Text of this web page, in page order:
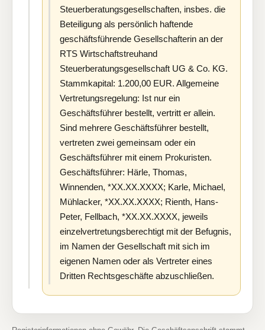
Steuerberatungsgesellschaften, insbes. die
Beteiligung als persönlich haftende
geschäftsführende Gesellschafterin an der
RTS Wirtschaftstreuhand
Steuerberatungsgesellschaft UG & Co. KG.
Stammkapital: 1.200,00 EUR. Allgemeine
Vertretungsregelung: Ist nur ein
Geschäftsführer bestellt, vertritt er allein.
Sind mehrere Geschäftsführer bestellt,
vertreten zwei gemeinsam oder ein
Geschäftsführer mit einem Prokuristen.
Geschäftsführer: Härle, Thomas,
Winnenden, *XX.XX.XXXX; Karle, Michael,
Mühlacker, *XX.XX.XXXX; Rienth, Hans-
Peter, Fellbach, *XX.XX.XXXX, jeweils
einzelvertretungsberechtigt mit der Befugnis,
im Namen der Gesellschaft mit sich im
eigenen Namen oder als Vertreter eines
Dritten Rechtsgeschäfte abzuschließen.